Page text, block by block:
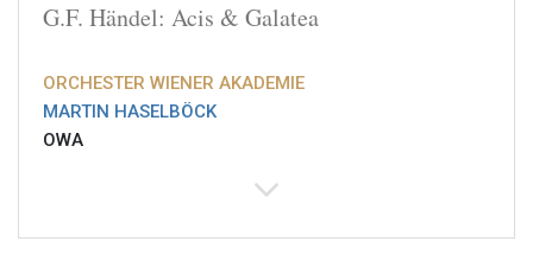
G.F. Händel: Acis & Galatea
ORCHESTER WIENER AKADEMIE
MARTIN HASELBÖCK
OWA